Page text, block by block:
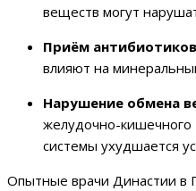
веществ могут
Приём
влияют на
Нарушение обмена
желудочно-кишечного
системы ухудшается
Опытные врачи Династии в